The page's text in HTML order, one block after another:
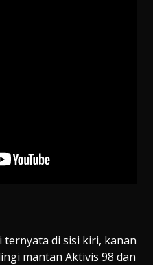
ternyata di sisi kiri, kanan
mantan Aktivis 98 dan